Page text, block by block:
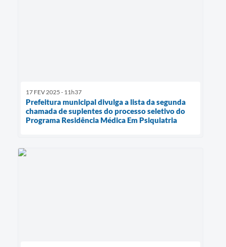
17 FEV 2025 - 11h37
Prefeitura municipal divulga a lista da segunda
chamada de suplentes do processo seletivo do
Programa Residência Médica Em Psiquiatria